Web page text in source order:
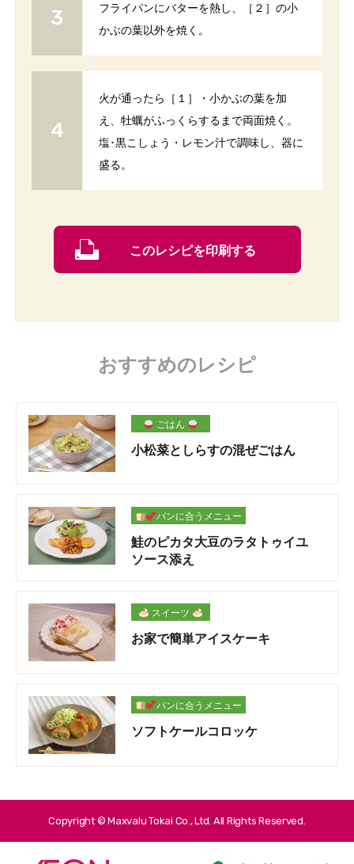
フライパンにバターを熱し、［２］の小
かぶの葉以外を焼く。
火が通ったら［１］・小かぶの葉を加
え、牡蠣がふっくらするまで両面焼く。
塩･黒こしょう・レモン汁で調味し、器に
盛る。
このレシピを印刷する
おすすめのレシピ
ごはん
小松菜としらすの混ぜごはん
パンに合うメニュー
鮭のピカタ大豆のラタトゥイユ
ソース添え
スイーツ
お家で簡単アイスケーキ
パンに合うメニュー
ソフトケールコロッケ
Copyright © Maxvalu Tokai Co., Ltd. All Rights Reserved.